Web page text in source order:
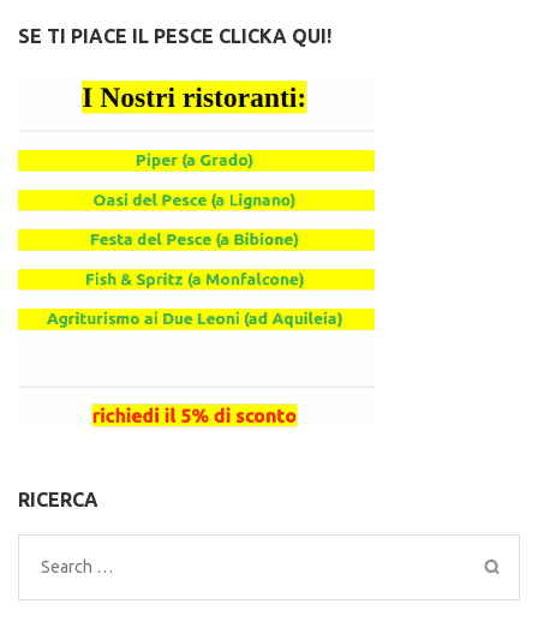
SE TI PIACE IL PESCE CLICKA QUI!
RICERCA
Search
for: